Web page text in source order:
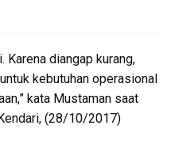
Karena diangap kurang,
kebutuhan operasional
kata Mustaman saat
(28/10/2017)